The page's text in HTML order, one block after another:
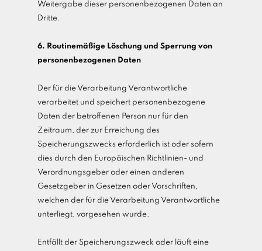
Weitergabe dieser personenbezogenen Daten an
Dritte.
6. Routinemäßige Löschung und Sperrung von
personenbezogenen Daten
Der für die Verarbeitung Verantwortliche
verarbeitet und speichert personenbezogene
Daten der betroffenen Person nur für den
Zeitraum, der zur Erreichung des
Speicherungszwecks erforderlich ist oder sofern
dies durch den Europäischen Richtlinien- und
Verordnungsgeber oder einen anderen
Gesetzgeber in Gesetzen oder Vorschriften,
welchen der für die Verarbeitung Verantwortliche
unterliegt, vorgesehen wurde.
Entfällt der Speicherungszweck oder läuft eine